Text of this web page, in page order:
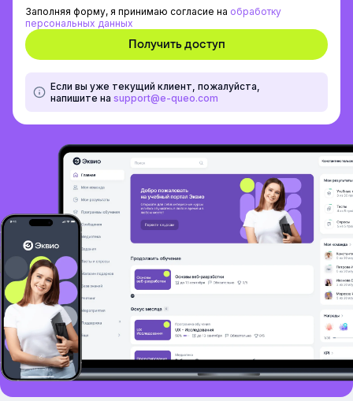
Заполняя форму, я принимаю согласие на обработку
персональных данных
Если вы уже текущий клиент, пожалуйста,
напишите на support@e-queo.com